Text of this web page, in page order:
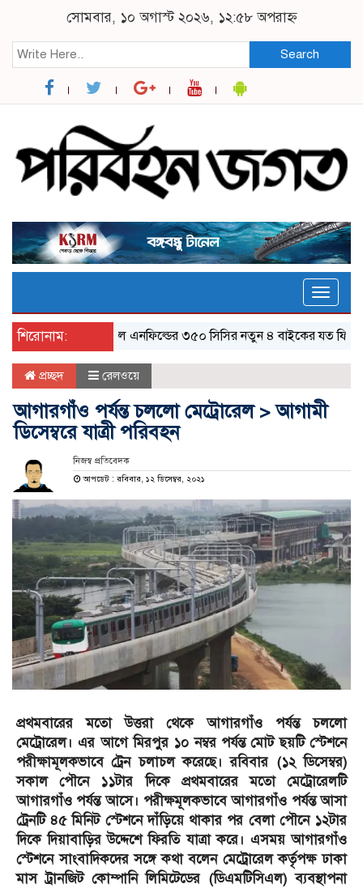
সোমবার, ১০ অগাস্ট ২০২৬, ১২:৫৮ অপরাহ্ন
Search
Toggle
শিরোনাম: র‌য়্যাল এনফিল্ডের ৩৫০ সিসির নতুন ৪ বাইকের যত ফিচার
প্রচ্ছদ রেলওয়ে
আগারগাঁও পর্যন্ত চললো মেট্রোরেল > আগামী
ডিসেম্বরে যাত্রী পরিবহন
নিজস্ব প্রতিবেদক
আপডেট : রবিবার, ১২ ডিসেম্বর, ২০২১
প্রথমবারের মতো উত্তরা থেকে আগারগাঁও পর্যন্ত চললো
মেট্রোরেল। এর আগে মিরপুর ১০ নম্বর পর্যন্ত মোট ছয়টি স্টেশনে
পরীক্ষামূলকভাবে ট্রেন চলাচল করেছে। রবিবার (১২ ডিসেম্বর)
সকাল পৌনে ১১টার দিকে প্রথমবারের মতো মেট্রোরেলটি
আগারগাঁও পর্যন্ত আসে। পরীক্ষমূলকভাবে আগারগাঁও পর্যন্ত আসা
ট্রেনটি ৪৫ মি‌নিট স্টেশ‌নে দাঁড়ি‌য়ে থাকার পর বেলা পৌ‌নে ১২টার
দি‌কে দিয়াবা‌ড়ির উদ্দেশে ফির‌তি যাত্রা ক‌রে। এসময় আগারগাঁও
স্টেশ‌নে সাংবাদিকদের সঙ্গে কথা বলেন মে‌ট্রো‌রে‌ল কর্তৃপক্ষ ঢাকা
মাস ট্রানজিট কোম্পানি লিমিটেডের (ডিএমটিসিএল) ব‌্যবস্থাপনা